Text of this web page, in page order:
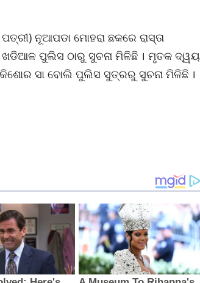
ନୂଆପଡା ମୋହରା ଛକରେ ରାସ୍ତା
ପୁଲିସ ଠାରୁ ସୁଚନା ମିଳିଛି । ମୃତକ ଦ୍ୱୟ
ସା ବୋଲି ପୁଲିସ ସୁତ୍ରରୁ ସୁଚନା ମିଳିଛି ।